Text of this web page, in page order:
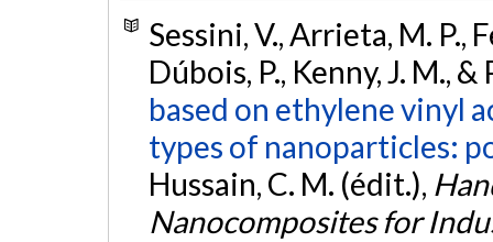
Sessini, V., Arrieta, M. P.,
Dúbois, P., Kenny, J. M.,
based on ethylene vinyl
types of nanoparticles:
Hussain, C. M. (édit.),
Nanocomposites for